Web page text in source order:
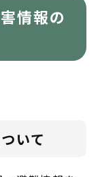
情報の
いて